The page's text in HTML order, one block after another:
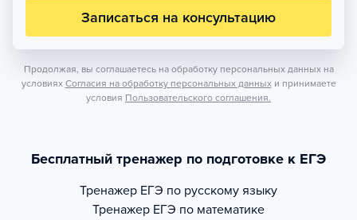
Записаться на консультацию
Продолжая, вы соглашаетесь на обработку персональных данных на
условиях Согласия на обработку персональных данных и принимаете
условия Пользовательского соглашения.
Бесплатный тренажер по подготовке к ЕГЭ
Тренажер ЕГЭ по русскому языку
Тренажер ЕГЭ по математике